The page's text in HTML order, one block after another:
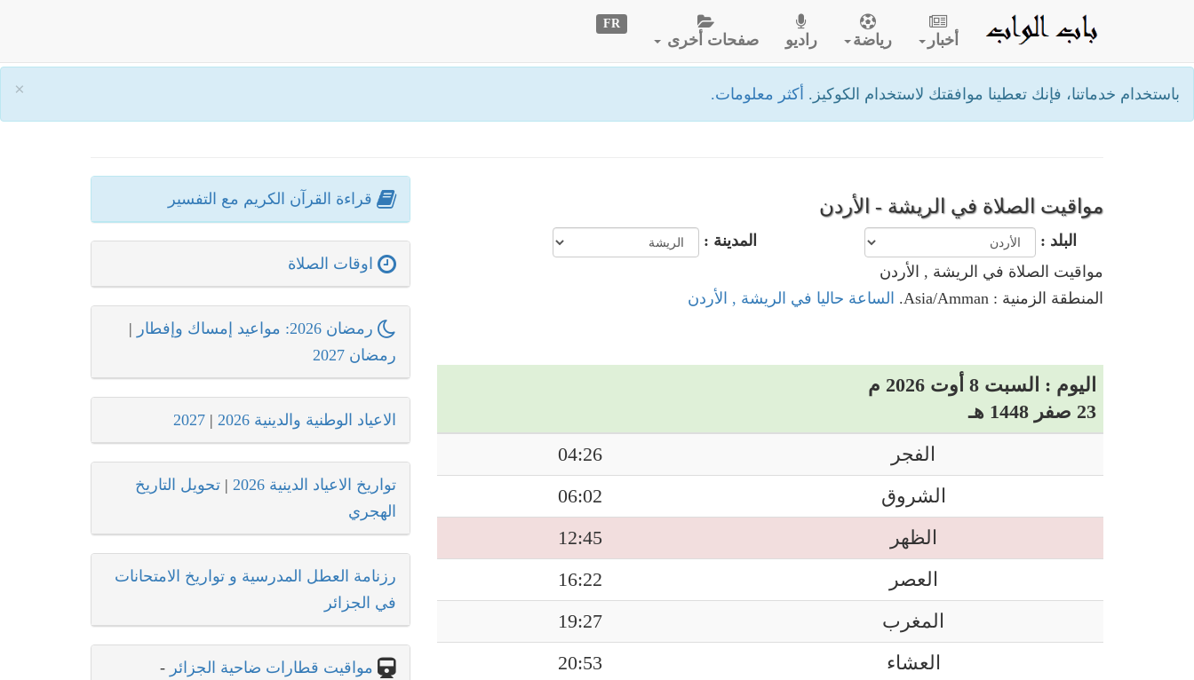
× باستخدام خدماتنا، فإنك تعطينا موافقتك لاستخدام الكوكيز. أكثر معلومات.
أخبار رياضة راديو صفحات أخرى
FR
مواقيت الصلاة في الريشة - الأردن
البلد :
المدينة :
مواقيت الصلاة في الريشة , الأردن
المنطقة الزمنية : Asia/Amman.
الساعة حاليا في الريشة , الأردن
اليوم : السبت 8 أوت 2026 م
23 صفر 1448 هـ
الفجر
04:26
الشروق
06:02
الظهر
12:45
العصر
16:22
المغرب
19:27
العشاء
20:53
قراءة القرآن الكريم مع التفسير
اوقات الصلاة
رمضان 2026: مواعيد إمساك وإفطار
|
رمضان 2027
الاعياد الوطنية والدينية 2026 |
2027
تواريخ الاعياد الدينية 2026 | تحويل التاريخ
الهجري
رزنامة العطل المدرسية و تواريخ الامتحانات
في الجزائر
مواقيت قطارات ضاحية الجزائر -